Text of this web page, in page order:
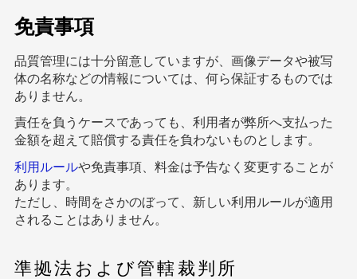
免責事項
品質管理には十分留意していますが、画像データや被写
体の名称などの情報については、何ら保証するものでは
ありません。
責任を負うケースであっても、利用者が弊所へ支払った
金額を超えて賠償する責任を負わないものとします。
利用ルールや免責事項、料金は予告なく変更することが
あります。
ただし、時間をさかのぼって、新しい利用ルールが適用
されることはありません。
準拠法および管轄裁判所